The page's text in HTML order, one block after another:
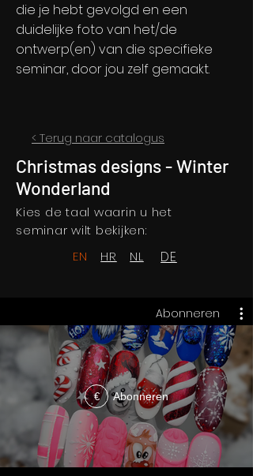
die je hebt gevolgd en een
duidelijke foto van het/de
ontwerp(en) van die specifieke
seminar, door jou zelf gemaakt.
< Terug naar catalogus
Christmas designs - Winter
Wonderland
Kies de taal waarin u het
seminar wilt bekijken:
EN
HR NL DE
Abonneren
€ Abonneren